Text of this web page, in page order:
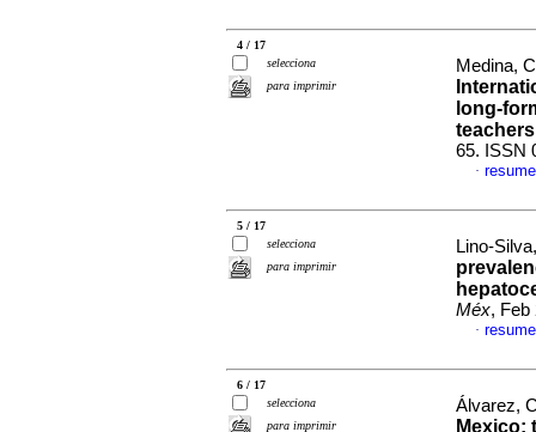
4 / 17
selecciona
para imprimir
Medina,
long-
teachers
65. ISSN
·
5 / 17
selecciona
para imprimir
Lino-
Méx, Feb
·
6 / 17
selecciona
para imprimir
Álvarez,
Mexico: